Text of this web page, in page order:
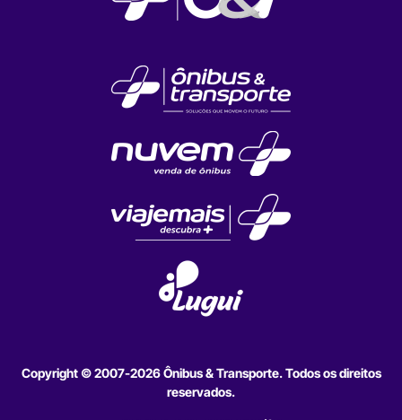
Copyright © 2007-2026 Ônibus & Transporte. Todos os direitos
reservados.